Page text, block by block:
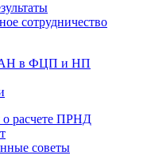
сотрудничество
в ФЦП и НП
расчете ПРНД
советы